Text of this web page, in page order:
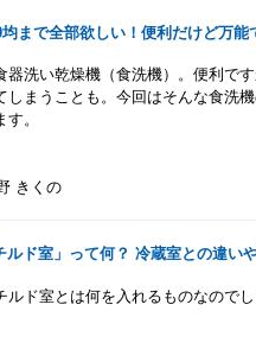
まで全部欲しい！便利だけど万能
器洗い乾燥機（食洗機）。便利で
しまうことも。今回はそんな食洗
。
きくの
ルド室」って何？ 冷蔵室との違い
ルド室とは何を入れるものなので